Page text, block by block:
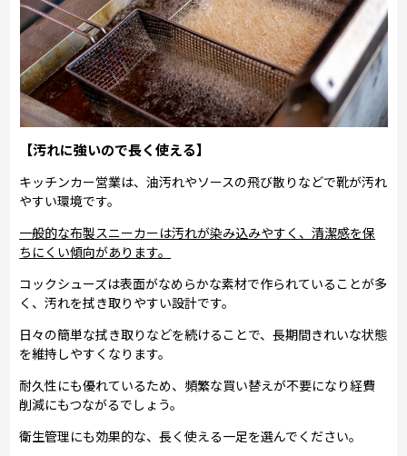
【汚れに強いので長く使える】
キッチンカー営業は、油汚れやソースの飛び散りなどで靴が汚れ
やすい環境です。
一般的な布製スニーカーは汚れが染み込みやすく、清潔感を保
ちにくい傾向があります。
コックシューズは表面がなめらかな素材で作られていることが多
く、汚れを拭き取りやすい設計です。
日々の簡単な拭き取りなどを続けることで、長期間きれいな状態
を維持しやすくなります。
耐久性にも優れているため、頻繁な買い替えが不要になり経費
削減にもつながるでしょう。
衛生管理にも効果的な、長く使える一足を選んでください。